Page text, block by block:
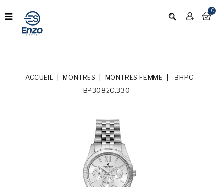
0
ACCUEIL MONTRES MONTRES FEMME
BHPC
BP3082C.330